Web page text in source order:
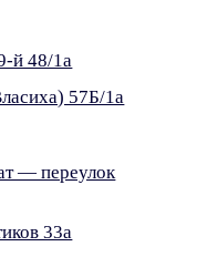
й 48/1а
57Б/1а
— переулок
33а